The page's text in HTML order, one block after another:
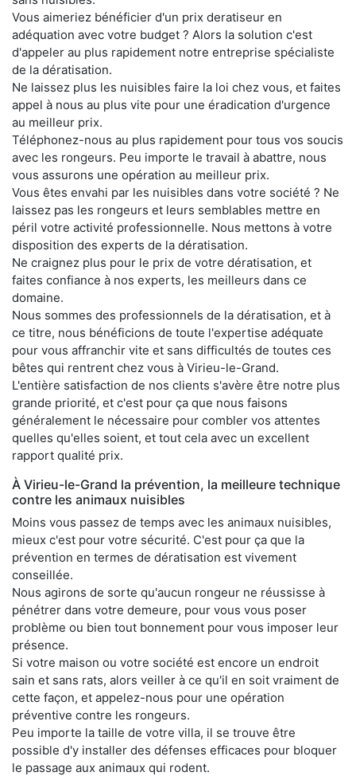
Vous aimeriez bénéficier d'un prix deratiseur en
adéquation avec votre budget ? Alors la solution c'est
d'appeler au plus rapidement notre entreprise spécialiste
de la dératisation.
Ne laissez plus les nuisibles faire la loi chez vous, et faites
appel à nous au plus vite pour une éradication d'urgence
au meilleur prix.
Téléphonez-nous au plus rapidement pour tous vos soucis
avec les rongeurs. Peu importe le travail à abattre, nous
vous assurons une opération au meilleur prix.
Vous êtes envahi par les nuisibles dans votre société ? Ne
laissez pas les rongeurs et leurs semblables mettre en
péril votre activité professionnelle. Nous mettons à votre
disposition des experts de la dératisation.
Ne craignez plus pour le prix de votre dératisation, et
faites confiance à nos experts, les meilleurs dans ce
domaine.
Nous sommes des professionnels de la dératisation, et à
ce titre, nous bénéficions de toute l'expertise adéquate
pour vous affranchir vite et sans difficultés de toutes ces
bêtes qui rentrent chez vous à Virieu-le-Grand.
L'entière satisfaction de nos clients s'avère être notre plus
grande priorité, et c'est pour ça que nous faisons
généralement le nécessaire pour combler vos attentes
quelles qu'elles soient, et tout cela avec un excellent
rapport qualité prix.
À Virieu-le-Grand la prévention, la meilleure technique
contre les animaux nuisibles
Moins vous passez de temps avec les animaux nuisibles,
mieux c'est pour votre sécurité. C'est pour ça que la
prévention en termes de dératisation est vivement
conseillée.
Nous agirons de sorte qu'aucun rongeur ne réussisse à
pénétrer dans votre demeure, pour vous vous poser
problème ou bien tout bonnement pour vous imposer leur
présence.
Si votre maison ou votre société est encore un endroit
sain et sans rats, alors veiller à ce qu'il en soit vraiment de
cette façon, et appelez-nous pour une opération
préventive contre les rongeurs.
Peu importe la taille de votre villa, il se trouve être
possible d'y installer des défenses efficaces pour bloquer
le passage aux animaux qui rodent.